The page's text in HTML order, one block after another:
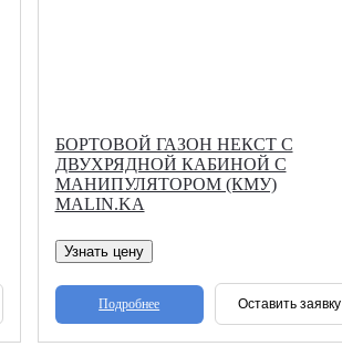
БОРТОВОЙ ГАЗОН НЕКСТ С
ДВУХРЯДНОЙ КАБИНОЙ С
МАНИПУЛЯТОРОМ (КМУ)
MALIN.KA
Узнать цену
Подробнее Оставить заявку